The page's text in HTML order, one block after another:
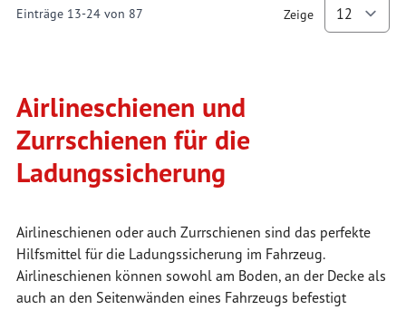
Einträge 13-24von 87 Zeige
Airlineschienen und
Zurrschienen für die
Ladungssicherung
Airlineschienen oder auch Zurrschienen sind das perfekte
Hilfsmittel für die Ladungssicherung im Fahrzeug.
Airlineschienen können sowohl am Boden, an der Decke als
auch an den Seitenwänden eines Fahrzeugs befestigt